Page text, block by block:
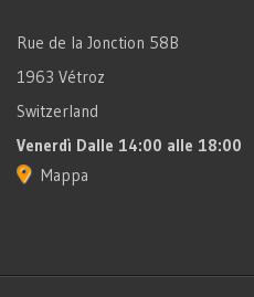
Rue de la Jonction 58B
1963 Vétroz
Switzerland
Venerdì Dalle 14:00 alle 18:00
Mappa